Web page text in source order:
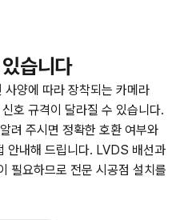
습니다
양에 따라 장착되는 카메라
호 규격이 달라질 수 있습니다.
려 주시면 정확한 호환 여부와
안내해 드립니다. LVDS 배선과
필요하므로 전문 시공점 설치를